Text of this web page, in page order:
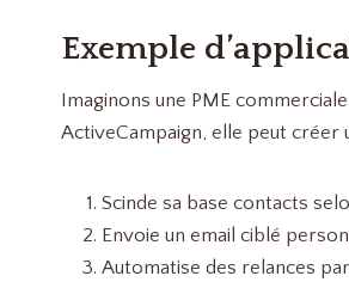
Exemple
Imaginons une PME
ActiveCampaign, elle peut créer
Scinde sa base contacts
Envoie un email ciblé
Automatise des relances